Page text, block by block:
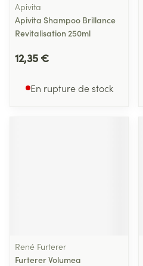
Apivita
Apivita Shampoo Brillance
Revitalisation 250ml
12,35 €
En rupture de stock
René Furterer
Furterer Volumea